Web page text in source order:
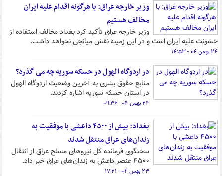
وزیر خارجه عراق: با هرگونه اقدام علیه ایران
مخالف هستیم
وزیر خارجه عراق تأکید کرد بغداد مخالف استفاده از
خشونت علیه ایران است و در این زمینه نقش میانجی نخواهد داشت.
۲۴ بهمن ۰۴ - ۱۴:۵۳
در اردوگاه الهول در حسکه سوریه چه می گذرد؟
منابع حقوق بشری به آخرین وضعیت اردوگاه الهول
در استان حسکه سوریه اشاره کردند.
۲۴ بهمن ۰۴ - ۰۹:۳۶
بغداد: بیش از ۴۵۰۰ داعشی با موفقیت به
زندان‌های عراق منتقل شدند
سخنگوی فرمانده کل نیروهای مسلح عراق از انتقال
۴۵۰۰ عنصر داعش به زندان‌های عراق خبر داد.
۲۳ بهمن ۰۴ - ۱۷:۲۱